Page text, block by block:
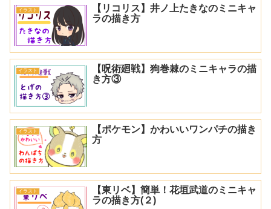
イラスト
【リコリス】井ノ上たきなのミニキャ
ラの描き方
イラスト
【呪術廻戦】狗巻棘のミニキャラの描
き方③
イラスト
【ポケモン】かわいいワンパチの描き
方
イラスト
【東リベ】簡単！花垣武道のミニキャ
ラの描き方(２)